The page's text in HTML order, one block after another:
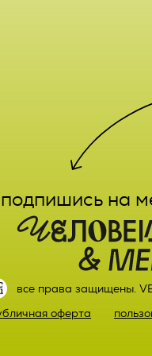
подпишись на
все права защищены.
оферта
также